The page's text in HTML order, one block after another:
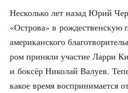
Несколь­ко лет назад Юрий
«Ост­ро­ва» в рож­де­ствен­скую
аме­ри­кан­ско­го
ром при­ня­ли уча­стие Лар­ри
и бок­сёр Нико­лай Валу­ев.
какое вре­мя вос­при­ни­ма­ет­ся